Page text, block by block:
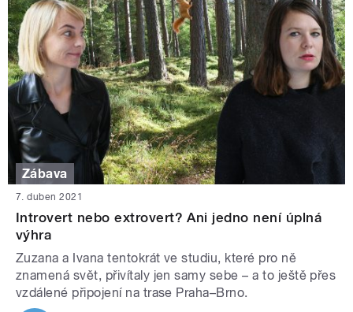
Zábava
7. duben 2021
Introvert nebo extrovert? Ani jedno není úplná
výhra
Zuzana a Ivana tentokrát ve studiu, které pro ně
znamená svět, přivítaly jen samy sebe – a to ještě přes
vzdálené připojení na trase Praha–Brno.